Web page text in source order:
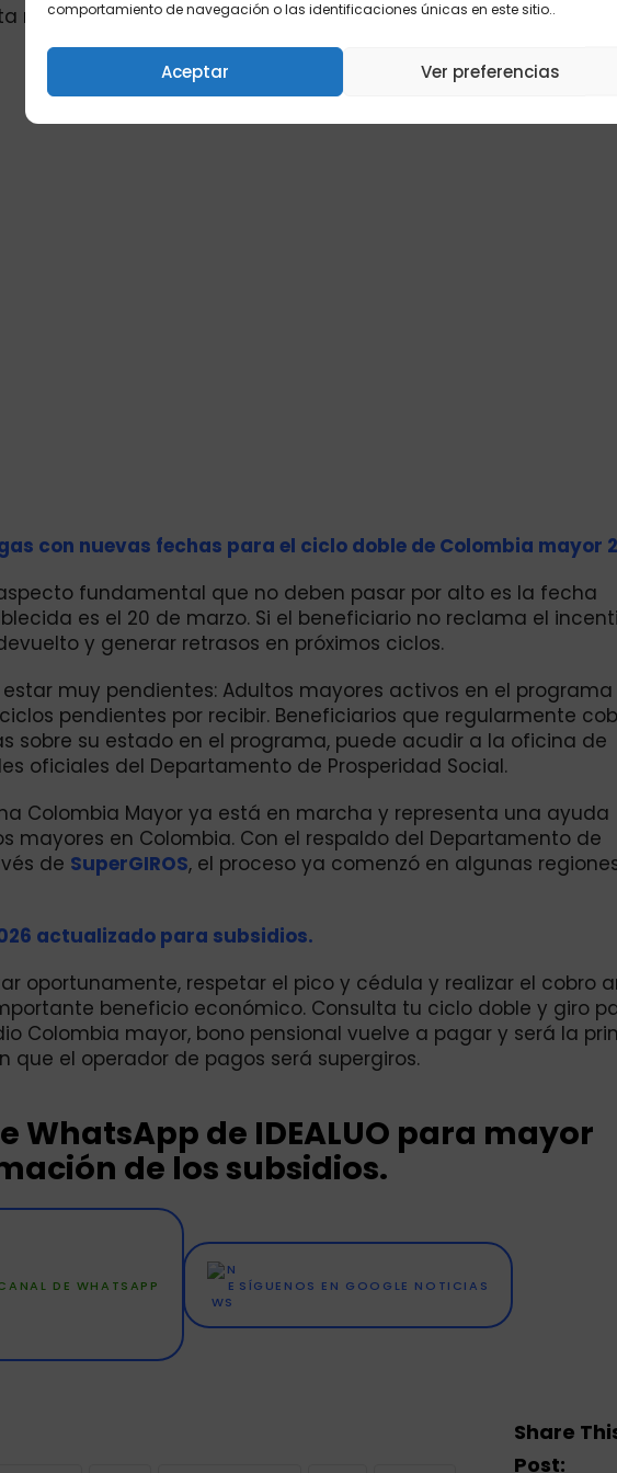
comportamiento de navegación o las identificaciones únicas en este sitio..
Aceptar Ver preferencias
mayor.
con nuevas fechas para el ciclo doble de Colombia mayor
fundamental que no deben pasar por alto es la fecha
es el 20 de marzo. Si el beneficiario no reclama el
y generar retrasos en próximos ciclos.
muy pendientes: Adultos mayores activos en el programa
pendientes por recibir. Beneficiarios que regularmente
sobre su estado en el programa, puede acudir a la oficina de
oficiales del Departamento de Prosperidad Social.
Colombia Mayor ya está en marcha y representa una ayuda
mayores en Colombia. Con el respaldo del Departamento de
de SuperGIROS, el proceso ya comenzó en algunas
actualizado para subsidios.
oportunamente, respetar el pico y cédula y realizar el cobro
beneficio económico. Consulta tu ciclo doble y giro
Colombia mayor, bono pensional vuelve a pagar y será la
que el operador de pagos será supergiros.
WhatsApp de IDEALUO para mayor
de los subsidios.
DE WHATSAPP SÍGUENOS EN GOOGLE NOTICIAS
Share
Post: